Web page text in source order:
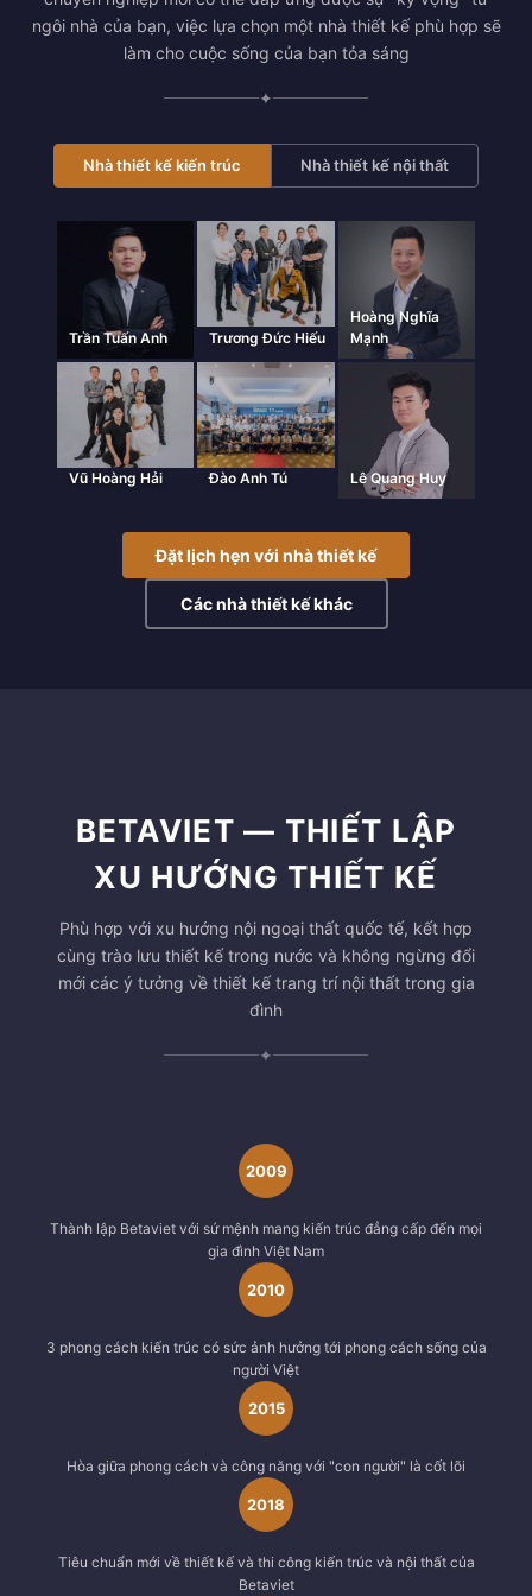
ngôi nhà của bạn, việc lựa chọn một nhà thiết kế phù hợp sẽ
làm cho cuộc sống của bạn tỏa sáng
✦
Nhà thiết kế kiến trúc Nhà thiết kế nội thất
Trần Tuấn Anh Trương Đức Hiếu
Hoàng Nghĩa
Mạnh
Vũ Hoàng Hải Đào Anh Tú Lê Quang Huy
Đặt lịch hẹn với nhà thiết kế
Các nhà thiết kế khác
BETAVIET — THIẾT LẬP
XU HƯỚNG THIẾT KẾ
Phù hợp với xu hướng nội ngoại thất quốc tế, kết hợp
cùng trào lưu thiết kế trong nước và không ngừng đổi
mới các ý tưởng về thiết kế trang trí nội thất trong gia
đình
✦
2009
Thành lập Betaviet với sứ mệnh mang kiến trúc đẳng cấp đến mọi
gia đình Việt Nam
2010
3 phong cách kiến trúc có sức ảnh hưởng tới phong cách sống của
người Việt
2015
Hòa giữa phong cách và công năng với "con người" là cốt lõi
2018
Tiêu chuẩn mới về thiết kế và thi công kiến trúc và nội thất của
Betaviet